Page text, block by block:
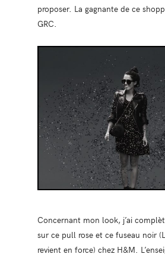
proposer. La gagnante de ce
GRC.
Concernant mon look, j’ai
sur ce pull rose et ce fuseau noir
revient en force) chez H&M.